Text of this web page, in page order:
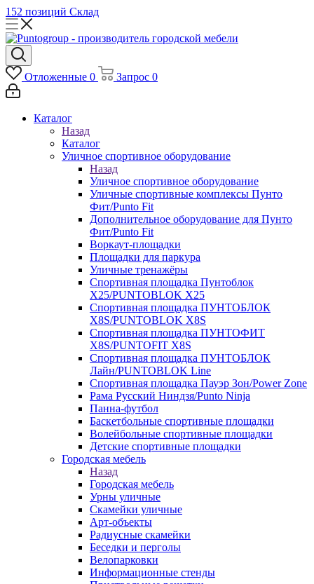
152 позиций Склад
Отложенные 0 Запрос 0
Каталог
Назад
Каталог
Уличное спортивное оборудование
Назад
Уличное спортивное оборудование
Уличные спортивные комплексы Пунто
Фит/Punto Fit
Дополнительное оборудование для Пунто
Фит/Punto Fit
Воркаут-площадки
Площадки для паркура
Уличные тренажёры
Спортивная площадка Пунтоблок
Х25/PUNTOBLOK X25
Спортивная площадка ПУНТОБЛОК
X8S/PUNTOBLOK X8S
Спортивная площадка ПУНТОФИТ
X8S/PUNTOFIT X8S
Спортивная площадка ПУНТОБЛОК
Лайн/PUNTOBLOK Line
Спортивная площадка Пауэр Зон/Power Zone
Рама Русский Ниндзя/Punto Ninja
Панна-футбол
Баскетбольные спортивные площадки
Волейбольные спортивные площадки
Детские спортивные площадки
Городская мебель
Назад
Городская мебель
Урны уличные
Скамейки уличные
Арт-объекты
Радиусные скамейки
Беседки и перголы
Велопарковки
Информационные стенды